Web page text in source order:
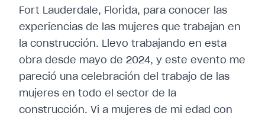
Fort Lauderdale, Florida, para conocer las
experiencias de las mujeres que trabajan en
la construcción. Llevo trabajando en esta
obra desde mayo de 2024, y este evento me
pareció una celebración del trabajo de las
mujeres en todo el sector de la
construcción. Vi a mujeres de mi edad con